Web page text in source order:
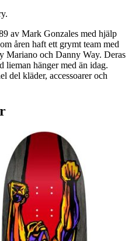
av Mark Gonzales med hjälp
åren haft ett grymt team med
Mariano och Danny Way. Deras
lieman hänger med än idag.
del kläder, accessoarer och